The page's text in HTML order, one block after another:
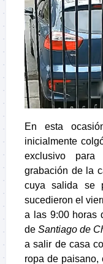
En esta
inicialmente
exclusivo para
grabación de la
cuya salida se
sucedieron el
a las 9:00 horas
de Santiago de
a salir de casa
ropa de paisano,